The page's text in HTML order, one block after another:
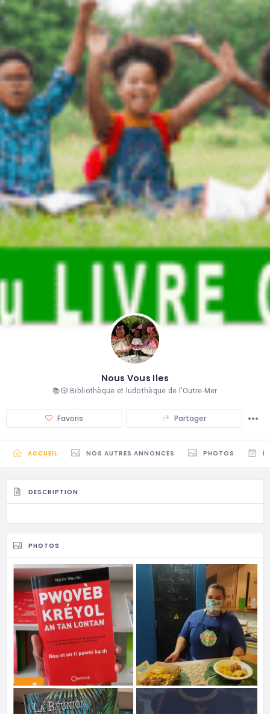
Nous Vous Iles
📚🎲 Bibliothèque et ludothèque de l'Outre-Mer
Favoris Partager
ACCUEIL NOS AUTRES ANNONCES PHOTOS
DESCRIPTION
PHOTOS